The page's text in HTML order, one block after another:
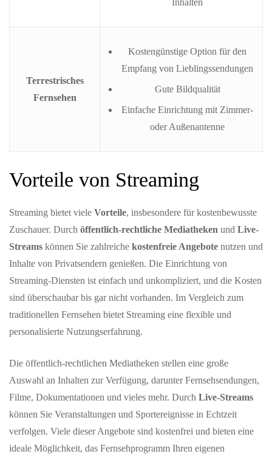
Terrestrisches
Fernsehen
Kostengünstige Option für den
Empfang von Lieblingssendungen
Gute Bildqualität
Einfache Einrichtung mit Zimmer-
oder Außenantenne
Vorteile von Streaming
Streaming bietet viele Vorteile, insbesondere für kostenbewusste
Zuschauer. Durch öffentlich-rechtliche Mediatheken und Live-
Streams können Sie zahlreiche kostenfreie Angebote nutzen und
Inhalte von Privatsendern genießen. Die Einrichtung von
Streaming-Diensten ist einfach und unkompliziert, und die Kosten
sind überschaubar bis gar nicht vorhanden. Im Vergleich zum
traditionellen Fernsehen bietet Streaming eine flexible und
personalisierte Nutzungserfahrung.
Die öffentlich-rechtlichen Mediatheken stellen eine große
Auswahl an Inhalten zur Verfügung, darunter Fernsehsendungen,
Filme, Dokumentationen und vieles mehr. Durch Live-Streams
können Sie Veranstaltungen und Sportereignisse in Echtzeit
verfolgen. Viele dieser Angebote sind kostenfrei und bieten eine
ideale Möglichkeit, das Fernsehprogramm Ihren eigenen